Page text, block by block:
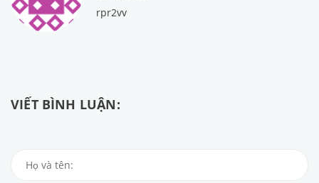
rpr2vv
VIẾT BÌNH LUẬN: